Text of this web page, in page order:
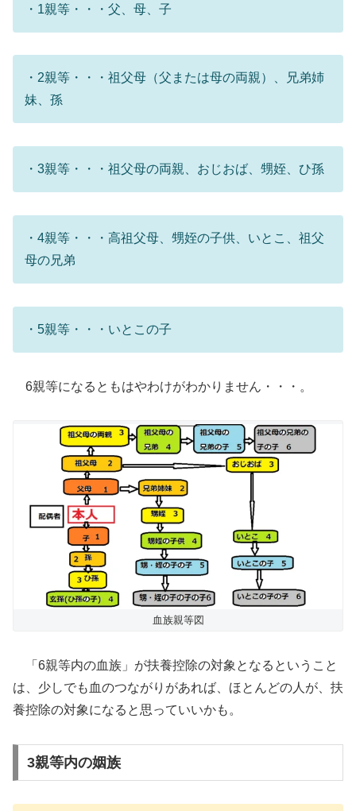
・1親等・・・父、母、子
・2親等・・・祖父母（父または母の両親）、兄弟姉
妹、孫
・3親等・・・祖父母の両親、おじおば、甥姪、ひ孫
・4親等・・・高祖父母、甥姪の子供、いとこ、祖父
母の兄弟
・5親等・・・いとこの子
6親等になるともはやわけがわかりません・・・。
血族親等図
「6親等内の血族」が扶養控除の対象となるということ
は、少しでも血のつながりがあれば、ほとんどの人が、扶
養控除の対象になると思っていいかも。
3親等内の姻族